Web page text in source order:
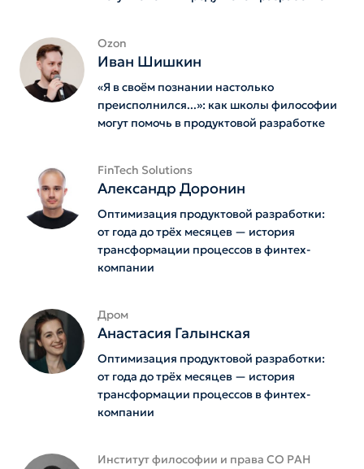
Ozon
Иван Шишкин
«Я в своём познании настолько
преисполнился...»: как школы философии
могут помочь в продуктовой разработке
FinTech Solutions
Александр Доронин
Оптимизация продуктовой разработки:
от года до трёх месяцев — история
трансформации процессов в финтех-
компании
Дром
Анастасия Галынская
Оптимизация продуктовой разработки:
от года до трёх месяцев — история
трансформации процессов в финтех-
компании
Институт философии и права СО РАН